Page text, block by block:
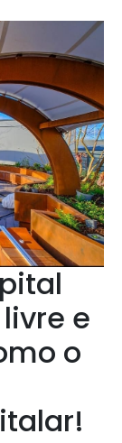
e
o